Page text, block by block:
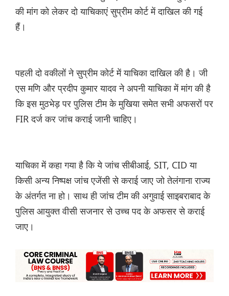
की मांग को लेकर दो याचिकाएं सुप्रीम कोर्ट में दाखिल की गई
हैं।
पहली दो वकीलों ने सुप्रीम कोर्ट में याचिका दाखिल की है। जी
एस मणि और प्रदीप कुमार यादव ने अपनी याचिका में मांग की है
कि इस मुठभेड़ पर पुलिस टीम के मुखिया समेत सभी अफसरों पर
FIR दर्ज कर जांच कराई जानी चाहिए।
याचिका में कहा गया है कि ये जांच सीबीआई, SIT, CID या
किसी अन्य निष्पक्ष जांच एजेंसी से कराई जाए जो तेलंगाना राज्य
के अंतर्गत ना हो। साथ ही जांच टीम की अगुवाई साइबराबाद के
पुलिस आयुक्त वीसी सजनार से उच्च पद के अफसर से कराई
जाए।